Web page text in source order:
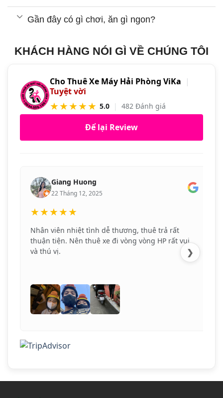
Gần đây có gì chơi, ăn gì ngon?
KHÁCH HÀNG NÓI GÌ VỀ CHÚNG TÔI
Cho Thuê Xe Máy Hải Phòng ViKa |
Tuyệt vời
★★★★★ 5.0 | 482 Đánh giá
Để lại Review
Giang Huong
22 Tháng 12, 2025
★★★★★
Nhân viên nhiệt tình dễ thương, thuê trả rất
thuận tiện. Nên thuê xe đi vòng vòng HP rất vui
và thú vị.
❯